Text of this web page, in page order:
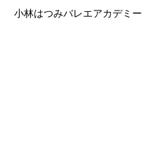
小林はつみバレエアカデミー